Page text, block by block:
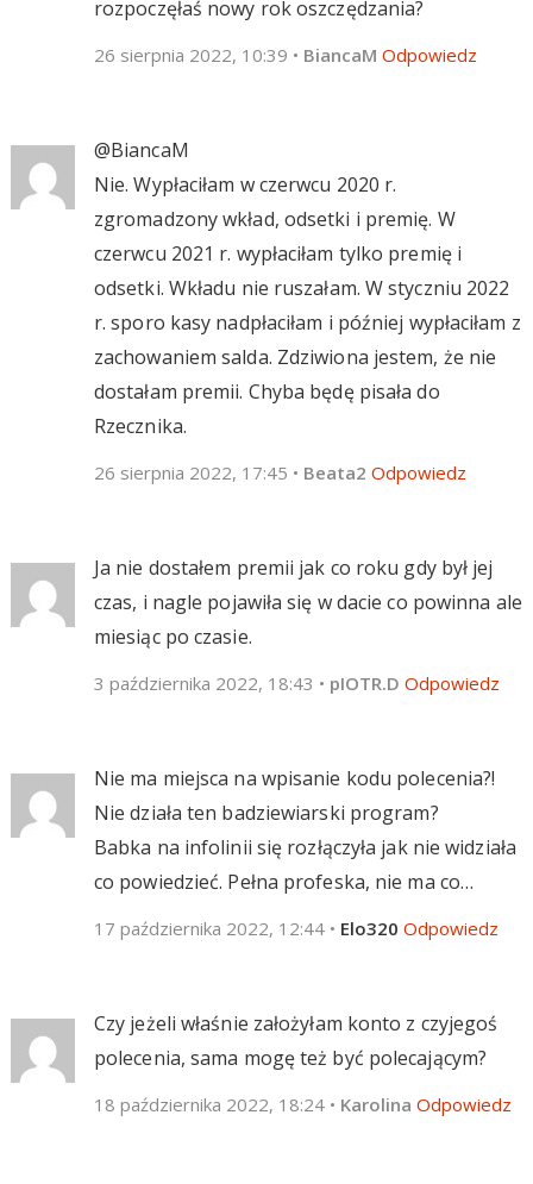
rozpoczęłaś nowy rok oszczędzania?
26 sierpnia 2022, 10:39 • BiancaM Odpowiedz
@BiancaM
Nie. Wypłaciłam w czerwcu 2020 r.
zgromadzony wkład, odsetki i premię. W
czerwcu 2021 r. wypłaciłam tylko premię i
odsetki. Wkładu nie ruszałam. W styczniu 2022
r. sporo kasy nadpłaciłam i później wypłaciłam z
zachowaniem salda. Zdziwiona jestem, że nie
dostałam premii. Chyba będę pisała do
Rzecznika.
26 sierpnia 2022, 17:45 • Beata2 Odpowiedz
Ja nie dostałem premii jak co roku gdy był jej
czas, i nagle pojawiła się w dacie co powinna ale
miesiąc po czasie.
3 października 2022, 18:43 • pIOTR.D Odpowiedz
Nie ma miejsca na wpisanie kodu polecenia?!
Nie działa ten badziewiarski program?
Babka na infolinii się rozłączyła jak nie widziała
co powiedzieć. Pełna profeska, nie ma co…
17 października 2022, 12:44 • Elo320 Odpowiedz
Czy jeżeli właśnie założyłam konto z czyjegoś
polecenia, sama mogę też być polecającym?
18 października 2022, 18:24 • Karolina Odpowiedz